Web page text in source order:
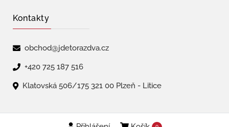
Kontakty
obchod@jdetorazdva.cz
+420 725 187 516
Klatovská 506/175 321 00 Plzeň - Litice